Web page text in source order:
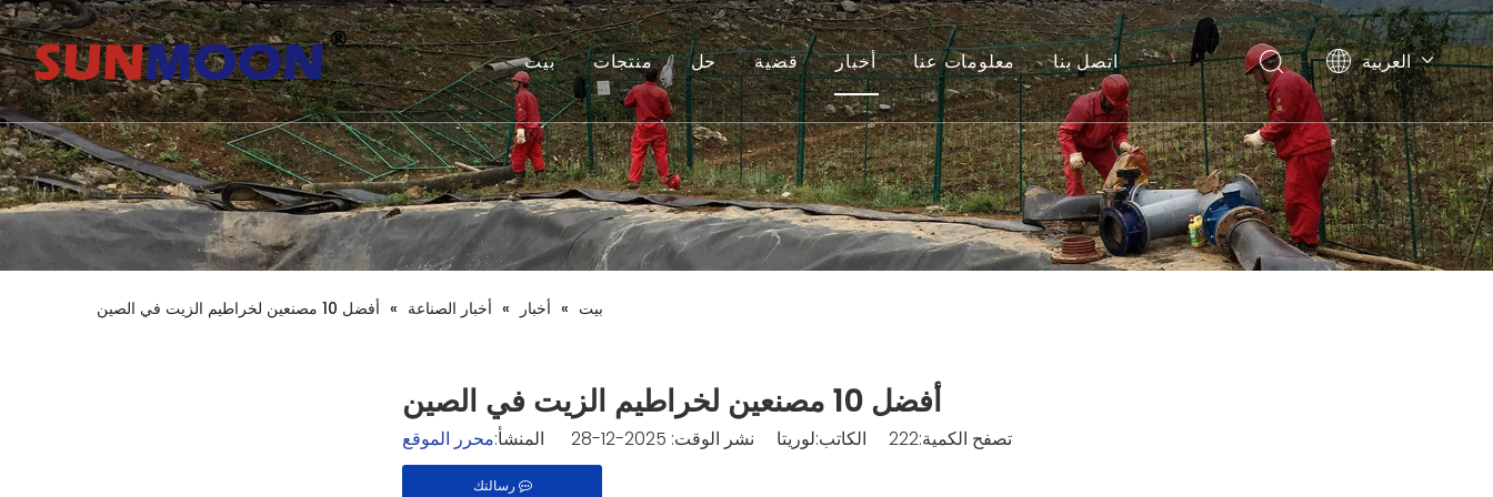
بيت منتجات حل قضية أخبار معلومات عنا اتصل بنا العربية
English
Pусский
Español
بيت » أخبار » أخبار الصناعة » أفضل 10 مصنعين لخراطيم الزيت في الصين
أفضل 10 مصنعين لخراطيم الزيت في الصين
تصفح الكمية:222 الكاتب:لوريتا نشر الوقت: 2025-12-28 المنشأ: محرر الموقع
رسالتك